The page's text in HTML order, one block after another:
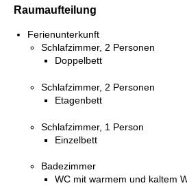
Raumaufteilung
Ferienunterkunft
Schlafzimmer, 2 Personen
Doppelbett
Schlafzimmer, 2 Personen
Etagenbett
Schlafzimmer, 1 Person
Einzelbett
Badezimmer
WC mit warmem und kaltem